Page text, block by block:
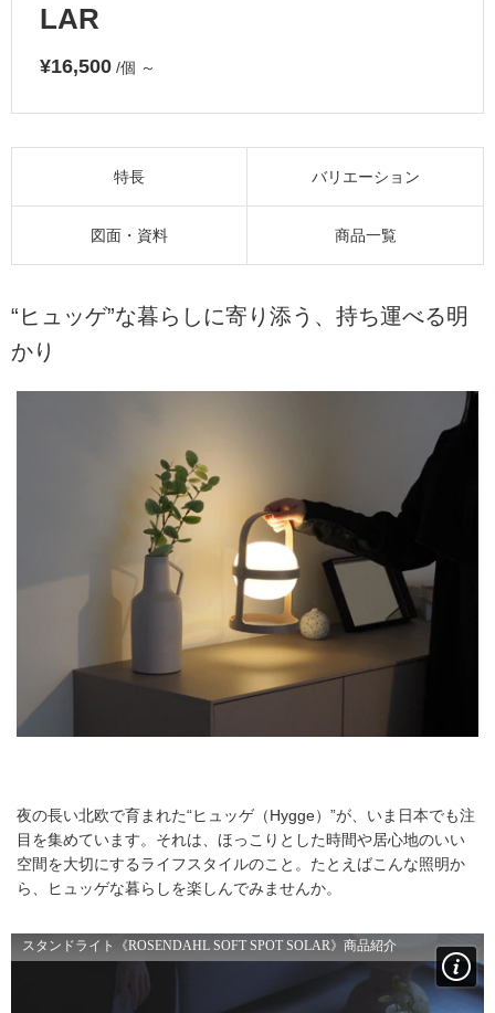
LAR
¥16,500 /個 ～
特長 バリエーション
図面・資料 商品一覧
“ヒュッゲ”な暮らしに寄り添う、持ち運べる明
かり
夜の長い北欧で育まれた“ヒュッゲ（Hygge）”が、いま日本でも注
目を集めています。それは、ほっこりとした時間や居心地のいい
空間を大切にするライフスタイルのこと。たとえばこんな照明か
ら、ヒュッゲな暮らしを楽しんでみませんか。